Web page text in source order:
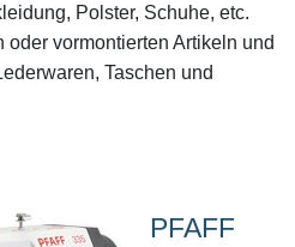
Polster, Schuhe, etc.
vormontierten Artikeln und
Taschen und
PFAFF